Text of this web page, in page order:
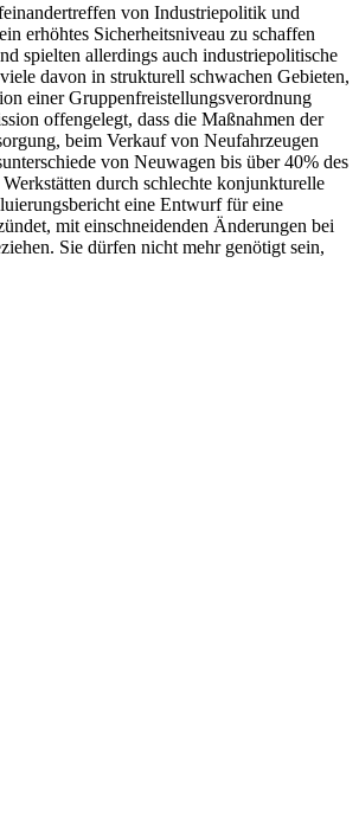
von Industriepolitik und
erhöhtes Sicherheitsniveau zu schaffen
spielten allerdings auch industriepolitische
davon in strukturell schwachen Gebieten,
einer Gruppenfreistellungsverordnung
offengelegt, dass die Maßnahmen der
beim Verkauf von Neufahrzeugen
von Neuwagen bis über 40% des
durch schlechte konjunkturelle
eine Entwurf für eine
mit einschneidenden Änderungen bei
Sie dürfen nicht mehr genötigt sein,